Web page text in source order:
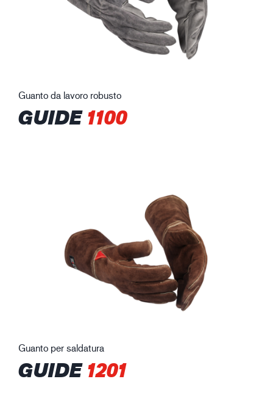
Guanto da lavoro robusto
GUIDE1100
Guanto per saldatura
GUIDE1201